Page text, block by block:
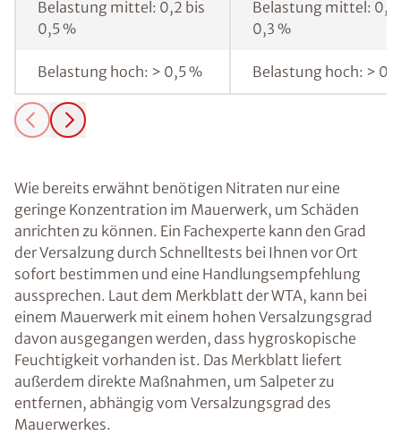
Belastung mittel: 0,2 bis
0,5 %
Belastung mittel: 0,1
0,3 %
Belastung hoch: > 0,5 % Belastung hoch: >
Wie bereits erwähnt benötigen Nitraten nur eine
geringe Konzentration im Mauerwerk, um Schäden
anrichten zu können. Ein Fachexperte kann den Grad
der Versalzung durch Schnelltests bei Ihnen vor Ort
sofort bestimmen und eine Handlungsempfehlung
aussprechen. Laut dem Merkblatt der WTA, kann bei
einem Mauerwerk mit einem hohen Versalzungsgrad
davon ausgegangen werden, dass hygroskopische
Feuchtigkeit vorhanden ist. Das Merkblatt liefert
außerdem direkte Maßnahmen, um Salpeter zu
entfernen, abhängig vom Versalzungsgrad des
Mauerwerkes.